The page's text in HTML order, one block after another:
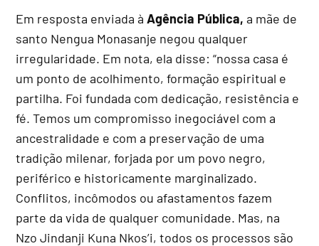
Em resposta enviada àAgência Pública, a mãe de
santo Nengua Monasanje negou qualquer
irregularidade. Em nota, ela disse: “nossa casa é
um ponto de acolhimento, formação espiritual e
partilha. Foi fundada com dedicação, resistência e
fé. Temos um compromisso inegociável com a
ancestralidade e com a preservação de uma
tradição milenar, forjada por um povo negro,
periférico e historicamente marginalizado.
Conflitos, incômodos ou afastamentos fazem
parte da vida de qualquer comunidade. Mas, na
Nzo Jindanji Kuna Nkos’i, todos os processos são